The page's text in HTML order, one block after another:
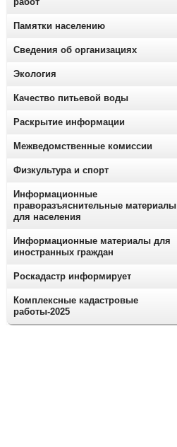
Памятки населению
Сведения об организациях
Экология
Качество питьевой воды
Раскрытие информации
Межведомственные комиссии
Физкультура и спорт
Информационные
праворазъяснительные материалы
для населения
Информационные материалы для
иностранных граждан
Роскадастр информирует
Комплексные кадастровые
работы-2025